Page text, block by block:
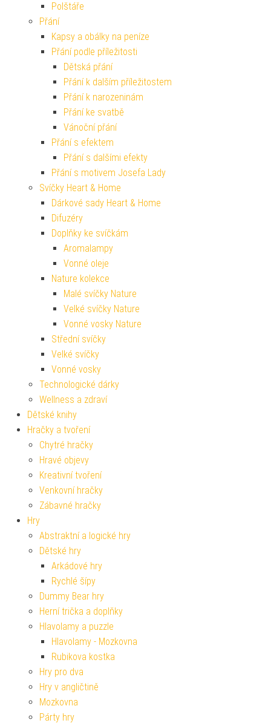
Polštáře
Přání
Kapsy a obálky na peníze
Přání podle příležitosti
Dětská přání
Přání k dalším příležitostem
Přání k narozeninám
Přání ke svatbě
Vánoční přání
Přání s efektem
Přání s dalšími efekty
Přání s motivem Josefa Lady
Svíčky Heart & Home
Dárkové sady Heart & Home
Difuzéry
Doplňky ke svíčkám
Aromalampy
Vonné oleje
Nature kolekce
Malé svíčky Nature
Velké svíčky Nature
Vonné vosky Nature
Střední svíčky
Velké svíčky
Vonné vosky
Technologické dárky
Wellness a zdraví
Dětské knihy
Hračky a tvoření
Chytré hračky
Hravé objevy
Kreativní tvoření
Venkovní hračky
Zábavné hračky
Hry
Abstraktní a logické hry
Dětské hry
Arkádové hry
Rychlé šípy
Dummy Bear hry
Herní trička a doplňky
Hlavolamy a puzzle
Hlavolamy - Mozkovna
Rubikova kostka
Hry pro dva
Hry v angličtině
Mozkovna
Párty hry